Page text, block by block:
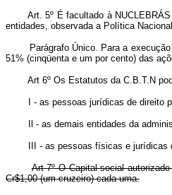
Art. 5º É facultado à
entidades, observada a Política
Parágrafo Único. Para a
51% (cinqüenta e um por cento) das
Art 6º Os Estatutos da C.B.T.N
I - as pessoas jurídicas de direito
Il - as demais entidades da
III - as pessoas físicas e jurídicas
Art 7º O Capital social
Cr$1,00 (um cruzeiro) cada uma.